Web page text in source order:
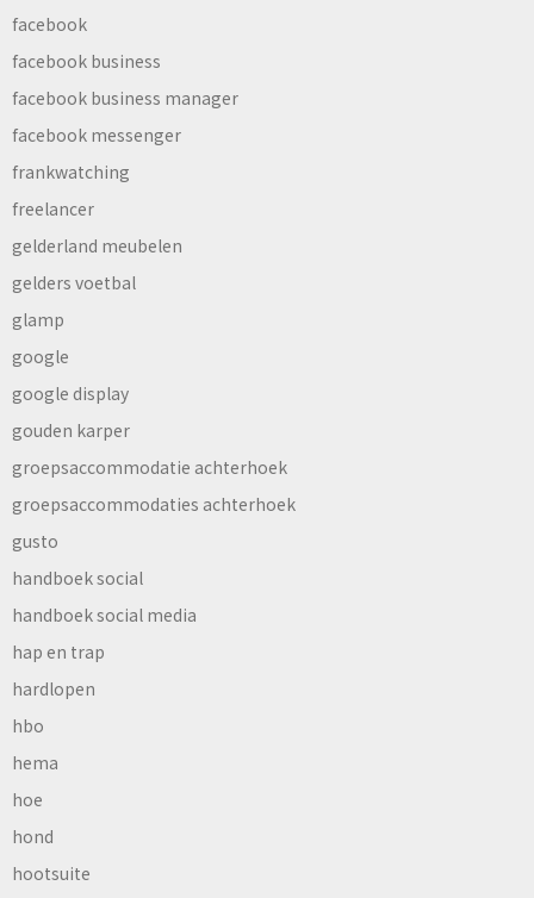
facebook
facebook business
facebook business manager
facebook messenger
frankwatching
freelancer
gelderland meubelen
gelders voetbal
glamp
google
google display
gouden karper
groepsaccommodatie achterhoek
groepsaccommodaties achterhoek
gusto
handboek social
handboek social media
hap en trap
hardlopen
hbo
hema
hoe
hond
hootsuite